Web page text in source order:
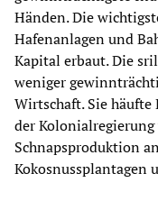
Händen. Die
Hafenanlagen und
Kapital erbaut. Die
weniger
Wirtschaft. Sie
der
Schnapsproduktion
Kokosnussplantagen